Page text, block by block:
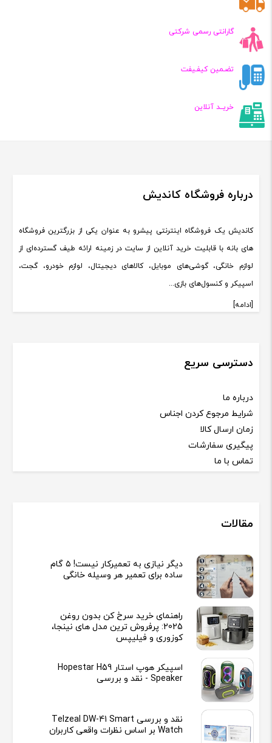
گارانتی رسمی شرکتی
تضـمین کیفـیفت
خریــد آنلاین
درباره فروشگاه کاندیش
کاندیش یک فروشگاه اینترنتی پیشرو به عنوان یکی از بزرگترین فروشگاه
های بانه با قابلیت خرید آنلاین از سایت در زمینه ارائه طیف گسترده‌ای از
لوازم خانگی، گوشی‌های موبایل، کالاهای دیجیتال، لوازم خودرو، گجت،
اسپیکر و کنسول‌های بازی...
[ادامه]
دسترسی سریع
درباره ما
شرایط مرجوع کردن اجناس
زمان ارسال کالا
پیگیری سفارشات
تماس با ما
مقالات
دیگر نیازی به تعمیرکار نیست! ۵ گام
ساده برای تعمیر هر وسیله خانگی
راهنمای خرید سرخ کن بدون روغن
2025: پرفروش ترین مدل های نینجا،
کوزوری و فیلیپس
اسپیکر هوپ استار Hopestar H59
Speaker - نقد و بررسی
نقد و بررسی Telzeal DW-41 Smart
Watch بر اساس نظرات واقعی کاربران